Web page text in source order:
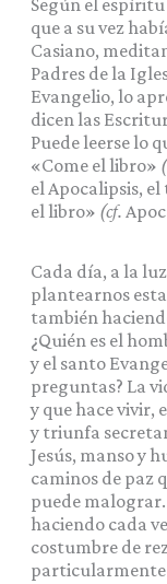
Según el
que a su vez
Casiano,
Padres de la
Evangelio, lo
dicen las
Puede leerse lo
«Come el libro»
el Apocalipsis,
el libro» (cf.
Cada día, a la
plantearnos
también
¿Quién es el
y el santo
preguntas? La
y que hace vivir,
y triunfa
Jesús, manso y
caminos de paz
puede malograr.
haciendo cada
costumbre de
particularmente